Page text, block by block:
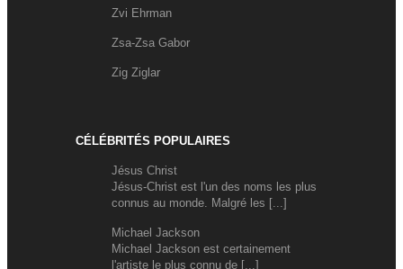
Zvi Ehrman
Zsa-Zsa Gabor
Zig Ziglar
CÉLÉBRITÉS POPULAIRES
Jésus Christ
Jésus-Christ est l'un des noms les plus
connus au monde. Malgré les [...]
Michael Jackson
Michael Jackson est certainement
l'artiste le plus connu de [...]